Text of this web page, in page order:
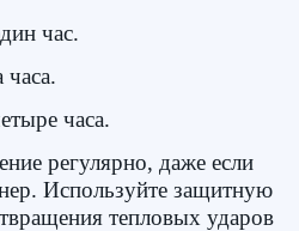
час.
часа.
регулярно, даже если
Используйте защитную
тепловых ударов